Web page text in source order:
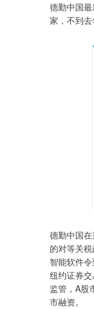
德勤中国
家，不到
德勤中国
的对等关
智能软件
纽约证券
监管，A股
市融资。